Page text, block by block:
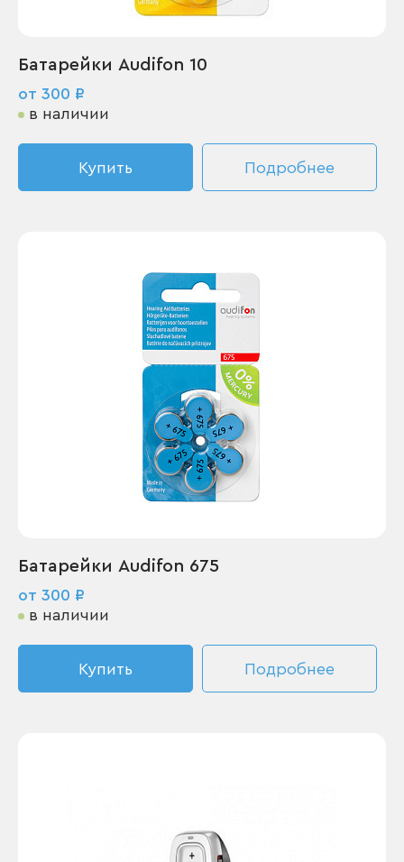
Батарейки Audifon 10
от 300 ₽
в наличии
Купить Подробнее
Батарейки Audifon 675
от 300 ₽
в наличии
Купить Подробнее